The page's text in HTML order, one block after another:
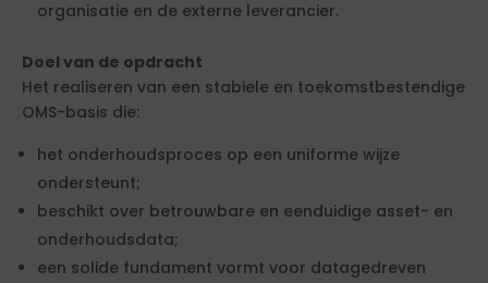
organisatie en de externe leverancier.
Doel van de opdracht
Het realiseren van een stabiele en toekomstbestendige
OMS-basis die:
het onderhoudsproces op een uniforme wijze
ondersteunt;
beschikt over betrouwbare en eenduidige asset- en
onderhoudsdata;
een solide fundament vormt voor datagedreven